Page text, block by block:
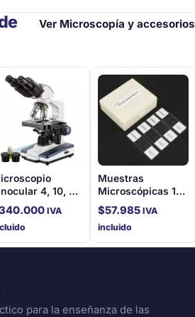
Ver Microscopía y accesorios
4, 10, 40
100X platina
IVA
Muestras
Microscópicas 10
slides Crecimiento
y Reproducción de
las Células
$57.985 IVA
incluido
para la enseñanza de las